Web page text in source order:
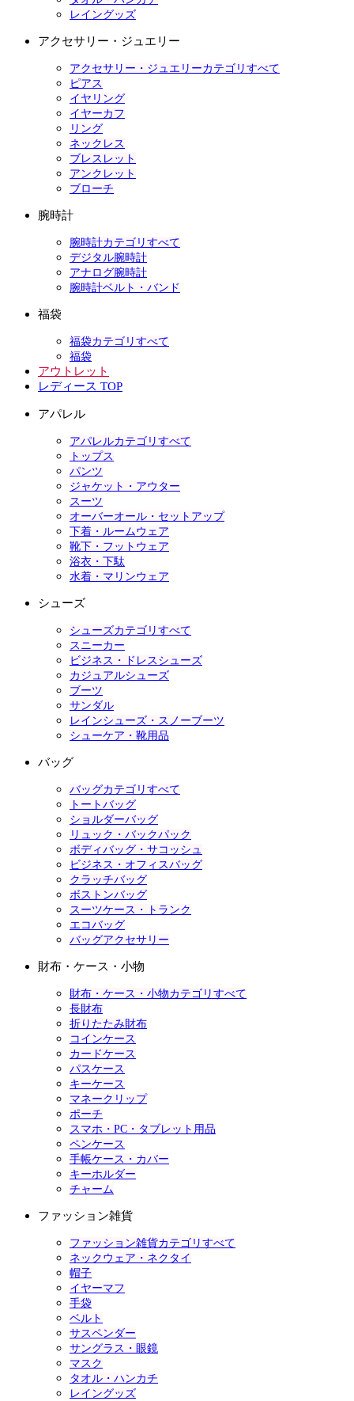
レイングッズ
アクセサリー・ジュエリー
アクセサリー・ジュエリーカテゴリすべて
ピアス
イヤリング
イヤーカフ
リング
ネックレス
ブレスレット
アンクレット
ブローチ
腕時計
腕時計カテゴリすべて
デジタル腕時計
アナログ腕時計
腕時計ベルト・バンド
福袋
福袋カテゴリすべて
福袋
アウトレット
レディース TOP
アパレル
アパレルカテゴリすべて
トップス
パンツ
ジャケット・アウター
スーツ
オーバーオール・セットアップ
下着・ルームウェア
靴下・フットウェア
浴衣・下駄
水着・マリンウェア
シューズ
シューズカテゴリすべて
スニーカー
ビジネス・ドレスシューズ
カジュアルシューズ
ブーツ
サンダル
レインシューズ・スノーブーツ
シューケア・靴用品
バッグ
バッグカテゴリすべて
トートバッグ
ショルダーバッグ
リュック・バックパック
ボディバッグ・サコッシュ
ビジネス・オフィスバッグ
クラッチバッグ
ボストンバッグ
スーツケース・トランク
エコバッグ
バッグアクセサリー
財布・ケース・小物
財布・ケース・小物カテゴリすべて
長財布
折りたたみ財布
コインケース
カードケース
パスケース
キーケース
マネークリップ
ポーチ
スマホ・PC・タブレット用品
ペンケース
手帳ケース・カバー
キーホルダー
チャーム
ファッション雑貨
ファッション雑貨カテゴリすべて
ネックウェア・ネクタイ
帽子
イヤーマフ
手袋
ベルト
サスペンダー
サングラス・眼鏡
マスク
タオル・ハンカチ
レイングッズ